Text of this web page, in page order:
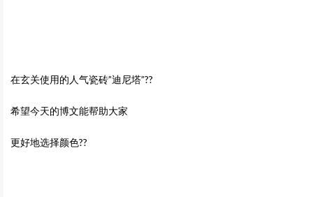
在玄关使用的人气瓷砖”迪尼塔”??
希望今天的博文能帮助大家
更好地选择颜色??